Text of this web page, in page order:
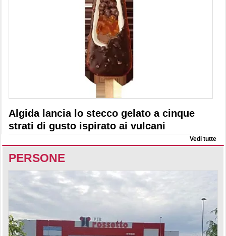
Algida lancia lo stecco gelato a cinque
strati di gusto ispirato ai vulcani
Vedi tutte
PERSONE